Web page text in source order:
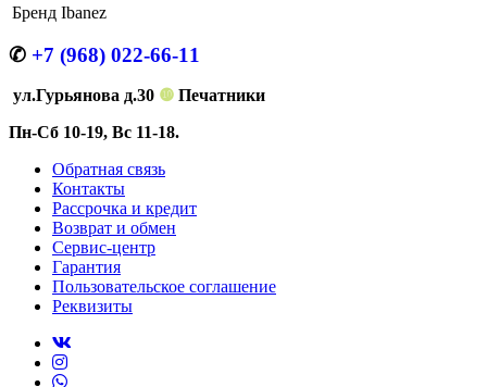
Бренд Ibanez
✆ +7 (968) 022-66-11
ул.Гурьянова д.30 ❿ Печатники
Пн-Сб 10-19, Вс 11-18.
Обратная связь
Контакты
Рассрочка и кредит
Возврат и обмен
Сервис-центр
Гарантия
Пользовательское соглашение
Реквизиты